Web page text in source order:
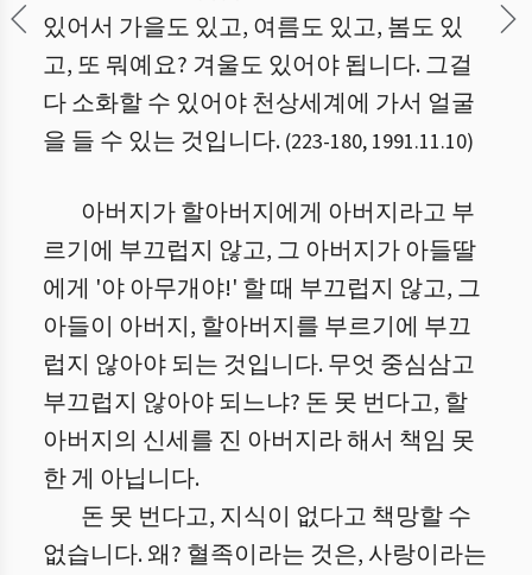
있어서 가을도 있고, 여름도 있고, 봄도 있
고, 또 뭐예요? 겨울도 있어야 됩니다. 그걸
다 소화할 수 있어야 천상세계에 가서 얼굴
을 들 수 있는 것입니다. (223-180, 1991.11.10)
아버지가 할아버지에게 아버지라고 부
르기에 부끄럽지 않고, 그 아버지가 아들딸
에게 '야 아무개야!' 할 때 부끄럽지 않고, 그
아들이 아버지, 할아버지를 부르기에 부끄
럽지 않아야 되는 것입니다. 무엇 중심삼고
부끄럽지 않아야 되느냐? 돈 못 번다고, 할
아버지의 신세를 진 아버지라 해서 책임 못
한 게 아닙니다.
돈 못 번다고, 지식이 없다고 책망할 수
없습니다. 왜? 혈족이라는 것은, 사랑이라는